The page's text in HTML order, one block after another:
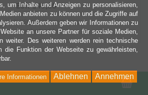
EUR 149,00
19 % UStzzgl. Versandkosten
Lagerbestand 1
um Inhalte und Anzeigen zu personalisieren,
anbieten zu können und die Zugriffe auf
Außerdem geben wir Informationen zu
an unsere Partner für soziale Medien,
weiter. Des weiteren werden rein technische
die Funktion der Webseite zu gewährleisten,
Annehmen
Ablehnen
Informationen